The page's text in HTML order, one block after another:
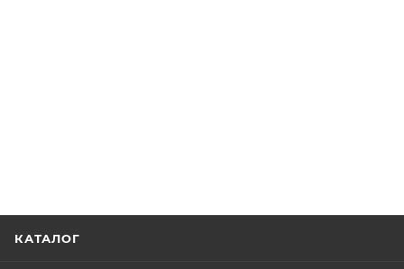
КАТАЛОГ